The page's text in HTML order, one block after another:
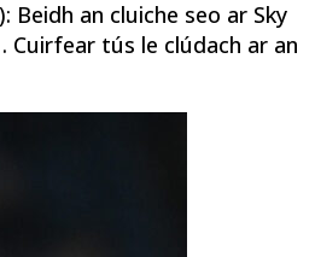
Beidh an cluiche seo ar Sky
Cuirfear tús le clúdach ar an